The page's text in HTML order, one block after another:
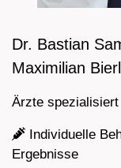
Dr. Bastian
Maximilian
Ärzte
Individuelle
Ergebnisse